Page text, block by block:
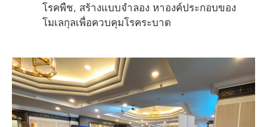
โรคพืช, สร้างแบบจำลอง หาองค์ประกอบของ
โมเลกุลเพื่อควบคุมโรคระบาด